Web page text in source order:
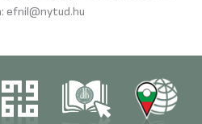
efnil@nytud.hu